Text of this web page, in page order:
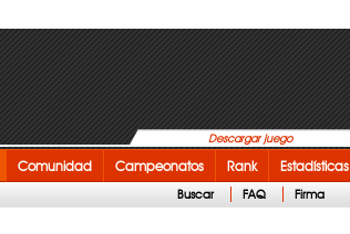
Descargar juego
Comunidad Campeonatos Rank Estadísticas
Buscar FAQ Firma